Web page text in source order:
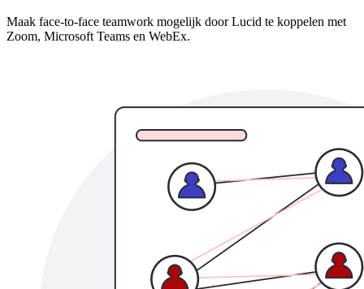
Maak face-to-face teamwork mogelijk door Lucid te koppelen met
Zoom, Microsoft Teams en WebEx.